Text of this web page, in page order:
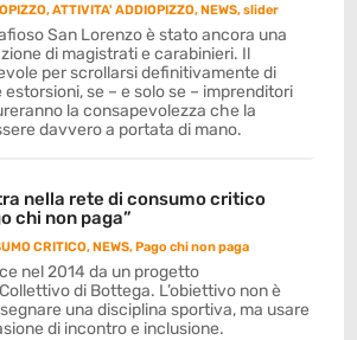
,ATTIVITA' ADDIOPIZZO,NEWS,slider
San Lorenzo è stato ancora una
di magistrati e carabinieri. Il
per scrollarsi definitivamente di
estorsioni, se – e solo se – imprenditori
la consapevolezza che la
davvero a portata di mano.
nella rete di consumo critico
chi non paga”
CRITICO,NEWS,Pago chi non paga
nel 2014 da un progetto
di Bottega. L’obiettivo non è
una disciplina sportiva, ma usare
di incontro e inclusione.